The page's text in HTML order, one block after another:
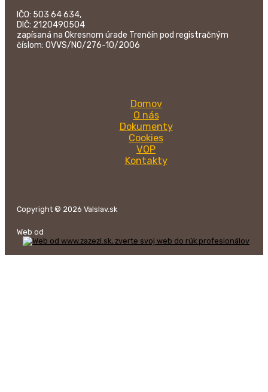
IČO: 503 64 634,
DIČ: 2120490504
zapísaná na Okresnom úrade Trenčín pod registračným
číslom: OVVS/NO/276-10/2006
Domov
O nás
Dokumenty
Cookies
VOP
Kontakty
Copyright © 2026 Valslav.sk
Web od